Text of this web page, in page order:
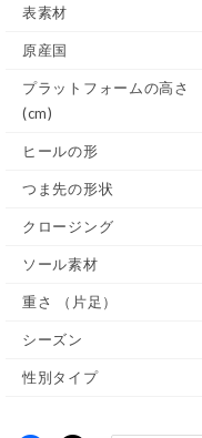
表素材
原産国
プラットフォームの高さ
(cm)
ヒールの形
つま先の形状
クロージング
ソール素材
重さ （片足）
シーズン
性別タイプ